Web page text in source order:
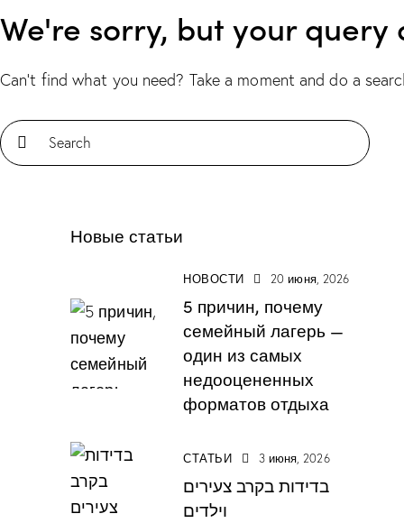
We're sorry, but your
Can't find what you need? Take a moment and do a
Новые статьи
НОВОСТИ 20 июня, 2026
5 причин, почему
семейный лагерь —
один из самых
недооцененных
форматов отдыха
СТАТЬИ 3 июня, 2026
בדידות בקרב צעירים
וילדים